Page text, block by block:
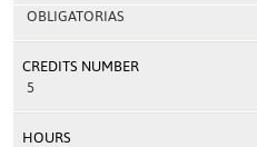
OBLIGATORIAS
CREDITS NUMBER
5
HOURS